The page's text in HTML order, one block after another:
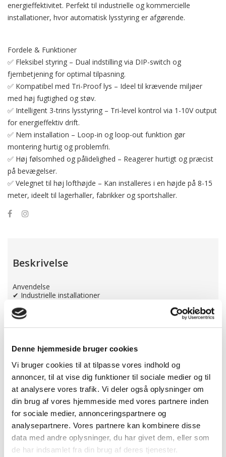
Denne hjemmeside bruger cookies
Vi bruger cookies til at tilpasse vores indhold og
annoncer, til at vise dig funktioner til sociale medier og til
at analysere vores trafik. Vi deler også oplysninger om
din brug af vores hjemmeside med vores partnere inden
for sociale medier, annonceringspartnere og
analysepartnere. Vores partnere kan kombinere disse
data med andre oplysninger, du har givet dem, eller som
de har indsamlet fra din brug af deres tjenester.
energieffektivitet. Perfekt til industrielle og kommercielle
installationer, hvor automatisk lysstyring er afgørende.
Fordele & Funktioner
✅ Fleksibel styring – Dual indstilling via DIP-switch og
fjernbetjening for optimal tilpasning.
✅ Kompatibel med Tri-Proof lys – Ideel til krævende miljøer
med høj fugtighed og støv.
✅ Intelligent 3-trins lysstyring – Tri-level kontrol via 1-10V output
for energieffektiv drift.
✅ Nem installation – Loop-in og loop-out funktion gør
montering hurtig og problemfri.
✅ Høj følsomhed og pålidelighed – Reagerer hurtigt og præcist
på bevægelser.
✅ Velegnet til høj lofthøjde – Kan installeres i en højde på 8-15
meter, ideelt til lagerhaller, fabrikker og sportshaller.
Beskrivelse
Anvendelse
✔ Industrielle installationer
✔ Lagerrum & tekniske områder
✔ Skoler & institutioner
Med dette slim LED-armatur får du en moderne, fleksibel og
energieffektiv belysningsløsning, der er nem at installere og
bygget til at holde.
Med denne mikrobølgesensor-løsning får du intelligent
belysning, der sikrer høj komfort, energibesparelse og
brugervenlig installation.
Har du spørgsmål?
Vi hjælper dig gerne, ring på
30338833 eller send os en e-mail.